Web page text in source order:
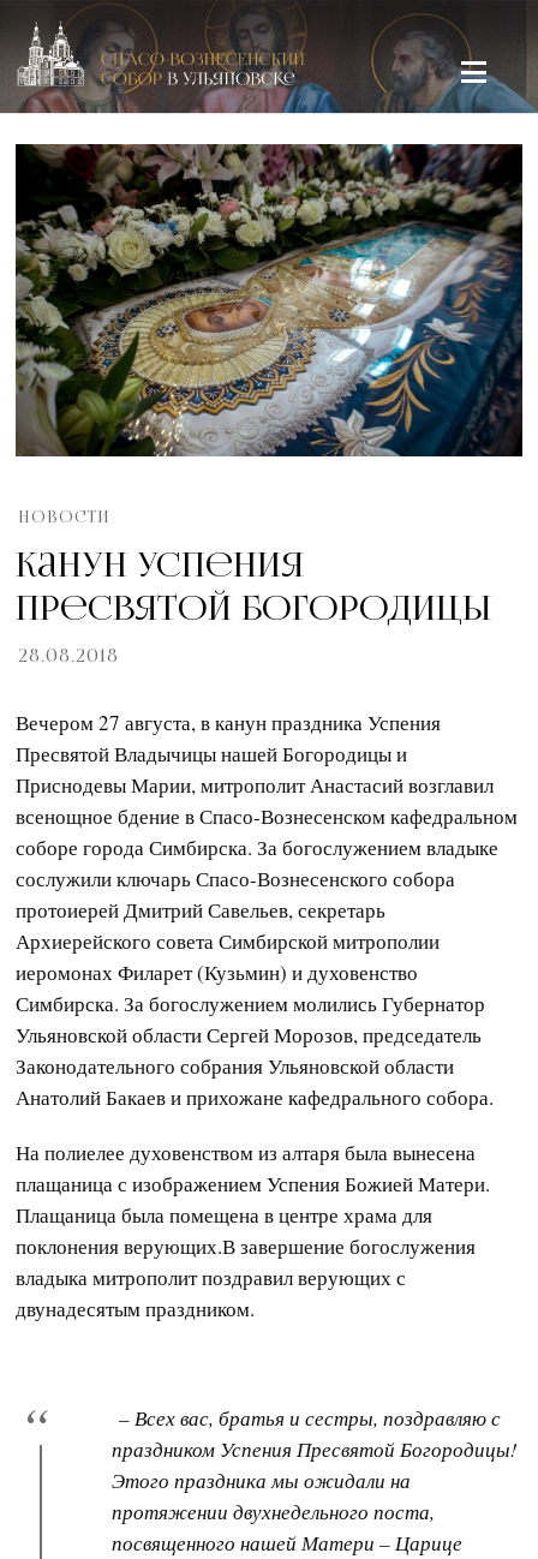
Спасо-Вознесенский кафедральный собор в Ульяновске
НОВОСТИ
Канун Успения
Пресвятой Богородицы
28.08.2018
Вечером 27 августа, в канун праздника Успения
Пресвятой Владычицы нашей Богородицы и
Приснодевы Марии, митрополит Анастасий возглавил
всенощное бдение в Спасо-Вознесенском кафедральном
соборе города Симбирска. За богослужением владыке
сослужили ключарь Спасо-Вознесенского собора
протоиерей Дмитрий Савельев, секретарь
Архиерейского совета Симбирской митрополии
иеромонах Филарет (Кузьмин) и духовенство
Симбирска. За богослужением молились Губернатор
Ульяновской области Сергей Морозов, председатель
Законодательного собрания Ульяновской области
Анатолий Бакаев и прихожане кафедрального собора.
На полиелее духовенством из алтаря была вынесена
плащаница с изображением Успения Божией Матери.
Плащаница была помещена в центре храма для
поклонения верующих.В завершение богослужения
владыка митрополит поздравил верующих с
двунадесятым праздником.
– Всех вас, братья и сестры, поздравляю с
праздником Успения Пресвятой Богородицы!
Этого праздника мы ожидали на
протяжении двухнедельного поста,
посвященного нашей Матери – Царице